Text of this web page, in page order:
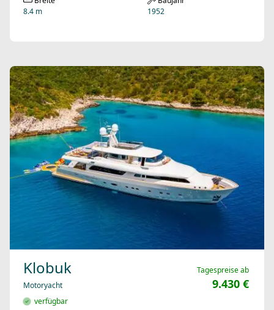
8.4 m
1952
Klobuk
Motoryacht
verfügbar
Tagespreise ab
9.430 €